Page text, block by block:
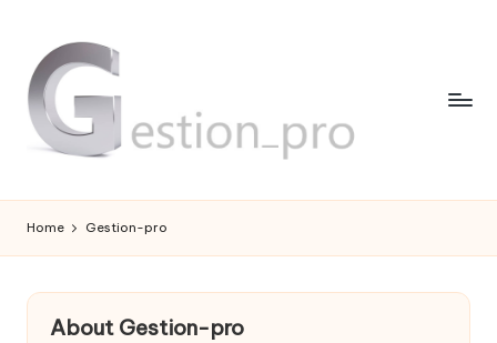
content
G
e
s
ti
Blog
Home Gestion-pro
About Gestion-pro